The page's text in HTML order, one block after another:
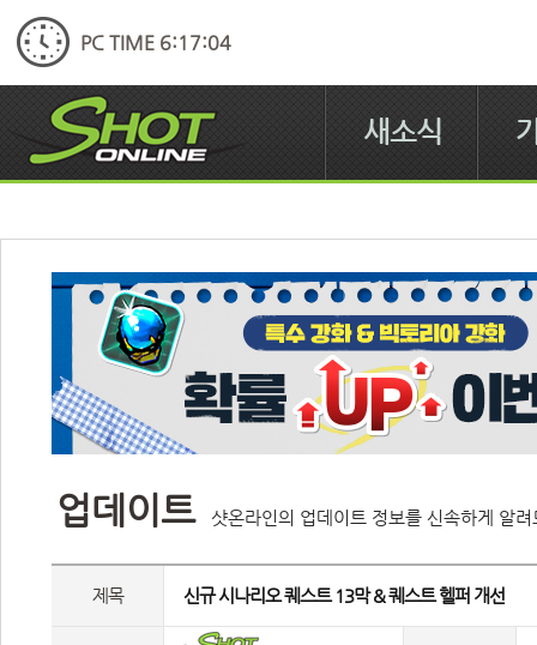
PC TIME 6:17:05
새소식
업데이트 샷온라인의 업데이트 정보를 신속하게 알
제목 신규 시나리오 퀘스트 13막 & 퀘스트 헬퍼 개선